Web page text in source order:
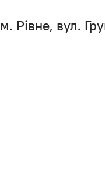
м. Рівне, вул.